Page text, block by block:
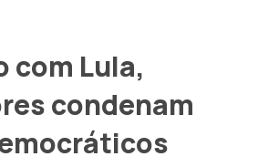
com Lula,
condenam